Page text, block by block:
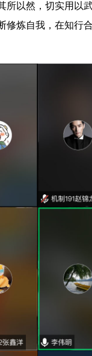
所以然，切实用以
修炼自我，在知行